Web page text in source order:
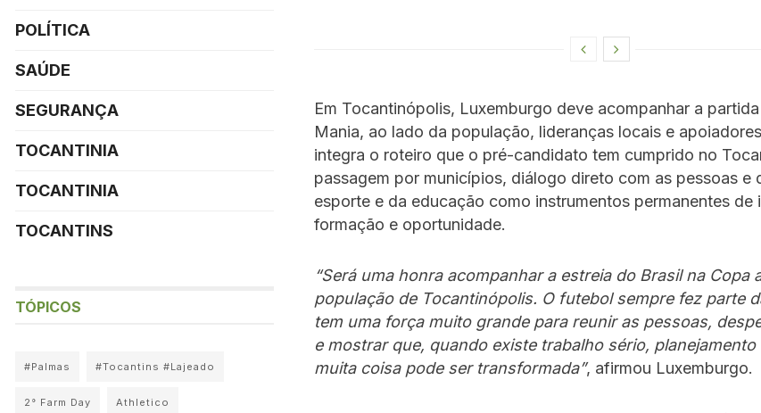
Em Tocantinópolis, Luxemburgo deve acompanhar a
Mania, ao lado da população, lideranças locais e
integra o roteiro que o pré-candidato tem cumprido no
passagem por municípios, diálogo direto com as pessoas e
esporte e da educação como instrumentos permanentes de
formação e oportunidade.
“Será uma honra acompanhar a estreia do Brasil na Copa
população de Tocantinópolis. O futebol sempre fez parte
tem uma força muito grande para reunir as pessoas,
e mostrar que, quando existe trabalho sério,
muita coisa pode ser transformada”, afirmou Luxemburgo.
POLÍTICA
SAÚDE
SEGURANÇA
TOCANTINIA
TOCANTINIA
TOCANTINS
TÓPICOS
#Palmas #Tocantins #Lajeado
2° Farm Day Athletico